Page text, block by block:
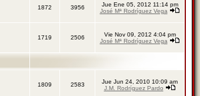
1872 3956
Jue Ene 05, 2012 11:14 pm
José Mª Rodríguez Vega
1719 2506
Vie Nov 09, 2012 4:04 pm
José Mª Rodríguez Vega
1809 2583
Jue Jun 24, 2010 10:09 am
J.M. Rodríguez Pardo